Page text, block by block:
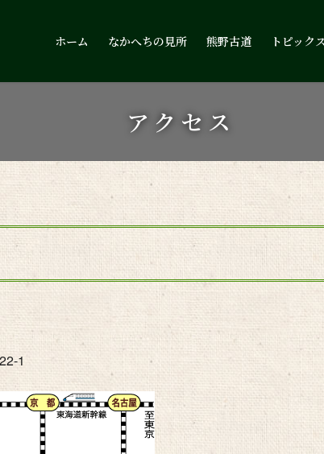
ホーム なかへちの見所 熊野古道 トピック
アクセス
1